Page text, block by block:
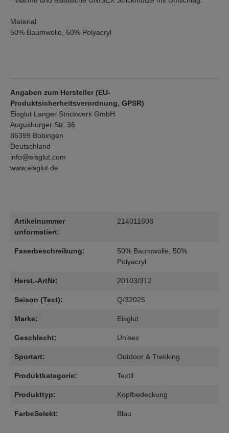
Material:
50% Baumwolle, 50% Polyacryl
Angaben zum Hersteller (EU-
Produktsicherheitsverordnung, GPSR)
Eisglut Langer Strickwerk GmbH
Augusburger Str. 36
86399 Bobingen
Deutschland
info@eisglut.com
www,eisglut.de
Artikelnummer
unformatiert:
214011606
Faserbeschreibung:
50% Baumwolle, 50%
Polyacryl
Herst.-ArtNr: 20103/312
Saison (Text): Q/32025
Marke: Eisglut
Geschlecht: Unisex
Sportart: Outdoor & Trekking
Produktkategorie: Textil
Produkttyp: Kopfbedeckung
FarbeSelekt: Blau